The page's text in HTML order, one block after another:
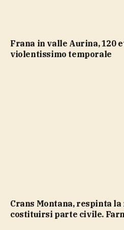
Frana in valle Aurina, 120 evacuati a causa di un
violentissimo temporale
Crans Montana, respinta la richiesta dell’Italia di
costituirsi parte civile.